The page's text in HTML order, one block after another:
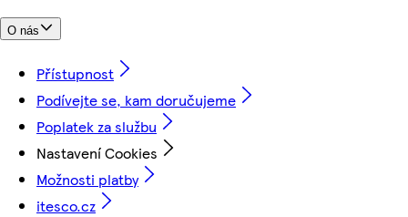
O nás
Přístupnost
Podívejte se, kam doručujeme
Poplatek za službu
Nastavení Cookies
Možnosti platby
itesco.cz